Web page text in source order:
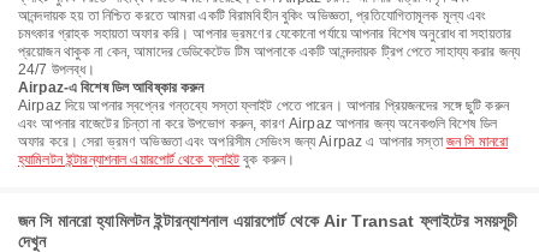
আনন্দদায়ক হয় তা নিশ্চিত করতে আমরা একটি বিরামবিহীন বুকিং অভিজ্ঞতা, প্রতিযোগিতামূলক মূল্য এবং
চমৎকার গ্রাহক সহায়তা অফার করি। আপনার ভ্রমণের যেকোনো পর্যায়ে আপনার বিশেষ অনুরোধ বা সহায়তার
প্রয়োজন থাকুক না কেন, আমাদের ডেডিকেটেড টিম আপনাকে একটি আনন্দদায়ক ট্রিপ পেতে সাহায্য করার জন্য
24/7 উপলব্ধ।
Airpaz-এ বিশেষ ডিল আবিষ্কার করুন
Airpaz দিয়ে আপনার স্বপ্নের গন্তব্যে সস্তা ফ্লাইট পেতে পারেন। আপনার প্রিয়জনদের সঙ্গে ছুটি করুন
এবং আপনার বাজেটের চিন্তা না করে উপভোগ করুন, কারণ Airpaz আপনার জন্য অনেকগুলি বিশেষ ডিল
অফার করে। সেরা ভ্রমণ অভিজ্ঞতা এবং অপরিসীম সেভিংস জন্য Airpaz এ আপনার সস্তাজন সি মানরো
হ্যামিলটন ইন্টারন্যাশনাল এয়ারপোর্ট থেকে ফ্লাইট বুক করুন।
জন সি মানরো হ্যামিলটন ইন্টারন্যাশনাল এয়ারপোর্ট থেকে Air Transat ফ্লাইটের সময়সূচী
দেখুন